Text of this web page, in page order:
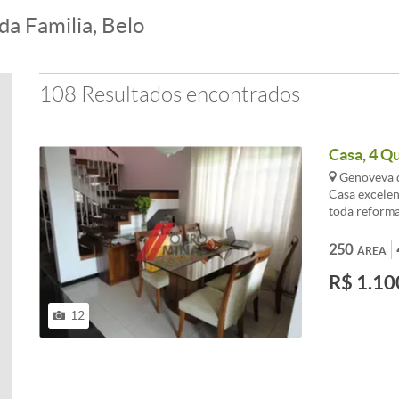
Familia, Belo
108 Resultados encontrados
12
Casa, 4
Genoveva
Casa
toda
área de
Casa: 1º
lavabo, sala
em
ÁREA
250
R$